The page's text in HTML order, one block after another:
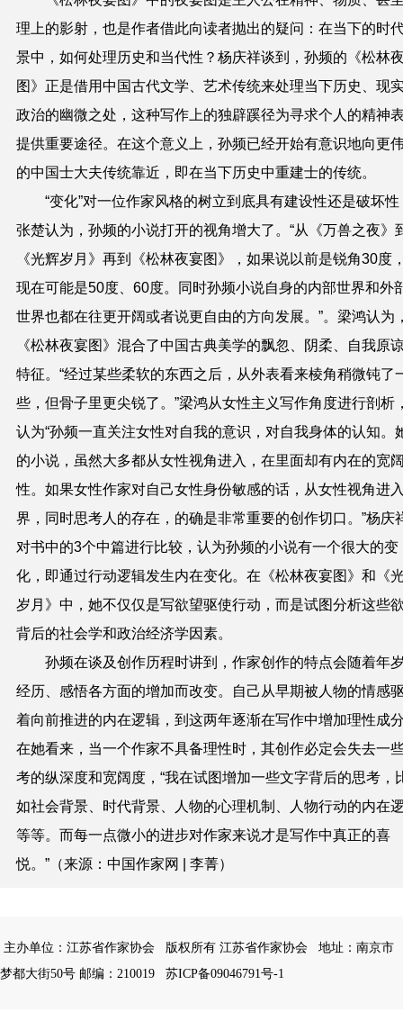
理上的影射，也是作者借此向读者抛出的疑问：在当下的时
景中，如何处理历史和当代性？杨庆祥谈到，孙频的《松林
图》正是借用中国古代文学、艺术传统来处理当下历史、现
政治的幽微之处，这种写作上的独辟蹊径为寻求个人的精神
提供重要途径。在这个意义上，孙频已经开始有意识地向更
的中国士大夫传统靠近，即在当下历史中重建士的传统。
“变化”对一位作家风格的树立到底具有建设性还是破坏性
张楚认为，孙频的小说打开的视角增大了。“从《万兽之夜》
《光辉岁月》再到《松林夜宴图》，如果说以前是锐角30度
现在可能是50度、60度。同时孙频小说自身的内部世界和外
世界也都在往更开阔或者说更自由的方向发展。”。梁鸿认为
《松林夜宴图》混合了中国古典美学的飘忽、阴柔、自我原
特征。“经过某些柔软的东西之后，从外表看来棱角稍微钝了
些，但骨子里更尖锐了。”梁鸿从女性主义写作角度进行剖析
认为“孙频一直关注女性对自我的意识，对自我身体的认知。
的小说，虽然大多都从女性视角进入，在里面却有内在的宽
性。如果女性作家对自己女性身份敏感的话，从女性视角进
界，同时思考人的存在，的确是非常重要的创作切口。”杨庆
对书中的3个中篇进行比较，认为孙频的小说有一个很大的变
化，即通过行动逻辑发生内在变化。在《松林夜宴图》和《
岁月》中，她不仅仅是写欲望驱使行动，而是试图分析这些
背后的社会学和政治经济学因素。
孙频在谈及创作历程时讲到，作家创作的特点会随着年
经历、感悟各方面的增加而改变。自己从早期被人物的情感
着向前推进的内在逻辑，到这两年逐渐在写作中增加理性成
在她看来，当一个作家不具备理性时，其创作必定会失去一
考的纵深度和宽阔度，“我在试图增加一些文字背后的思考，
如社会背景、时代背景、人物的心理机制、人物行动的内在
等等。而每一点微小的进步对作家来说才是写作中真正的喜
悦。”（来源：中国作家网 | 李菁）
主办单位：江苏省作家协会 版权所有 江苏省作家协会
地址：南京市
梦都大街50号 邮编：210019
苏ICP备09046791号-1